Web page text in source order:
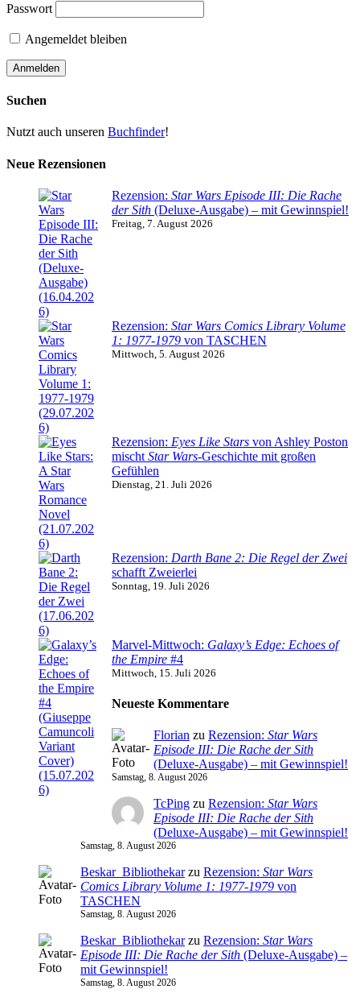
Passwort
Angemeldet bleiben
Suchen
Nutzt auch unseren Buchfinder!
Neue Rezensionen
Rezension: Star Wars Episode III: Die Rache
der Sith (Deluxe-Ausgabe) – mit Gewinnspiel!
Freitag, 7. August 2026
Rezension: Star Wars Comics Library Volume
1: 1977-1979 von TASCHEN
Mittwoch, 5. August 2026
Rezension: Eyes Like Stars von Ashley Poston
mischt Star Wars-Geschichte mit großen
Gefühlen
Dienstag, 21. Juli 2026
Rezension: Darth Bane 2: Die Regel der Zwei
schafft Zweierlei
Sonntag, 19. Juli 2026
Marvel-Mittwoch: Galaxy’s Edge: Echoes of
the Empire #4
Mittwoch, 15. Juli 2026
Neueste Kommentare
Florian zu Rezension: Star Wars
Episode III: Die Rache der Sith
(Deluxe-Ausgabe) – mit Gewinnspiel!
Samstag, 8. August 2026
TcPing zu Rezension: Star Wars
Episode III: Die Rache der Sith
(Deluxe-Ausgabe) – mit Gewinnspiel!
Samstag, 8. August 2026
Beskar_Bibliothekarzu Rezension: Star Wars
Comics Library Volume 1: 1977-1979 von
TASCHEN
Samstag, 8. August 2026
Beskar_Bibliothekarzu Rezension: Star Wars
Episode III: Die Rache der Sith (Deluxe-Ausgabe) –
mit Gewinnspiel!
Samstag, 8. August 2026